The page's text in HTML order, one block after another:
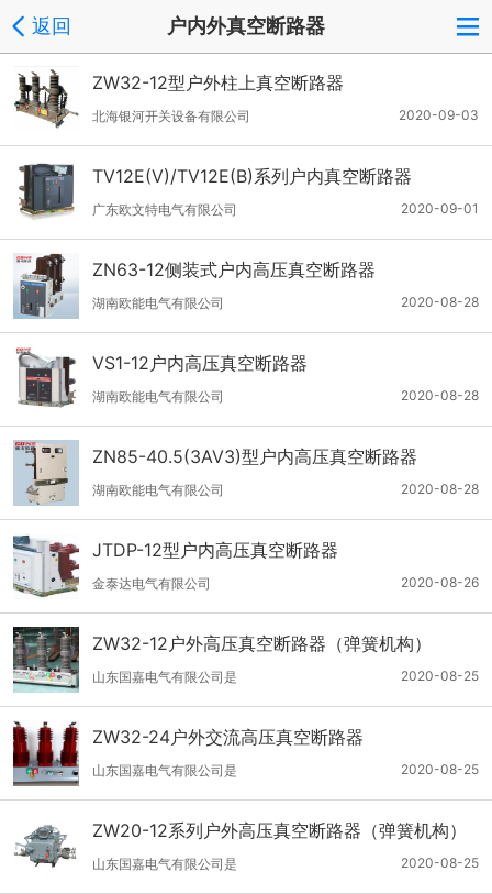
返回 户内外真空断路器
ZW32-12型户外柱上真空断路器
2020-09-03
北海银河开关设备有限公司
TV12E(V)/TV12E(B)系列户内真空断路器
2020-09-01
广东欧文特电气有限公司
ZN63-12侧装式户内高压真空断路器
2020-08-28
湖南欧能电气有限公司
VS1-12户内高压真空断路器
2020-08-28
湖南欧能电气有限公司
ZN85-40.5(3AV3)型户内高压真空断路器
2020-08-28
湖南欧能电气有限公司
JTDP-12型户内高压真空断路器
2020-08-26
金泰达电气有限公司
ZW32-12户外高压真空断路器（弹簧机构）
2020-08-25
山东国嘉电气有限公司是
ZW32-24户外交流高压真空断路器
2020-08-25
山东国嘉电气有限公司是
ZW20-12系列户外高压真空断路器（弹簧机构）
2020-08-25
山东国嘉电气有限公司是